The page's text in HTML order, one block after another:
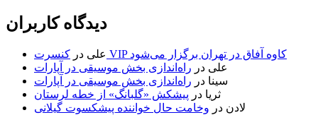
دیدگاه کاربران
علی در
کنسرت VIP کاوه آفاق در تهران برگزار می‌شود
علی در راه‌اندازی بخش موسیقی در آپارات
سینا در راه‌اندازی بخش موسیقی در آپارات
ثریا در پیشکش «گلبانگ» از خطه لرستان
لادن در وخامت حال خواننده پیشکسوت گیلانی